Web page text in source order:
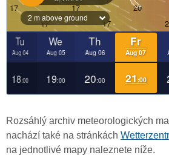
Rozsáhlý archiv meteorologických
nachází také na stránkách
na jednotlivé mapy naleznete níže.